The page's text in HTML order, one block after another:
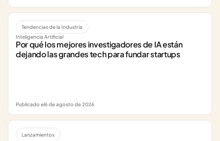
Tendencias de la Industria
Inteligencia Artificial
Por qué los mejores investigadores de IA están
dejando las grandes tech para fundar startups
Publicado el6 de agosto de 2026
Lanzamientos